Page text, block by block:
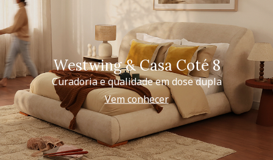
Westwing & Casa Coté 8
Curadoria e qualidade em dose dupla
Vem conhecer